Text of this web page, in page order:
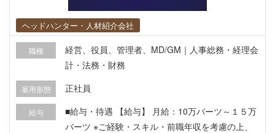
ヘッドハンター・人材紹介会社
職種
経営、役員、管理者、MD/GM｜人事総務・経理会
計・法務・財務
雇用形態 正社員
給与
■給与・待遇 【給与】 月給：10万バーツ～１５万
バーツ ※ご経験・スキル・前職年収を考慮の上、